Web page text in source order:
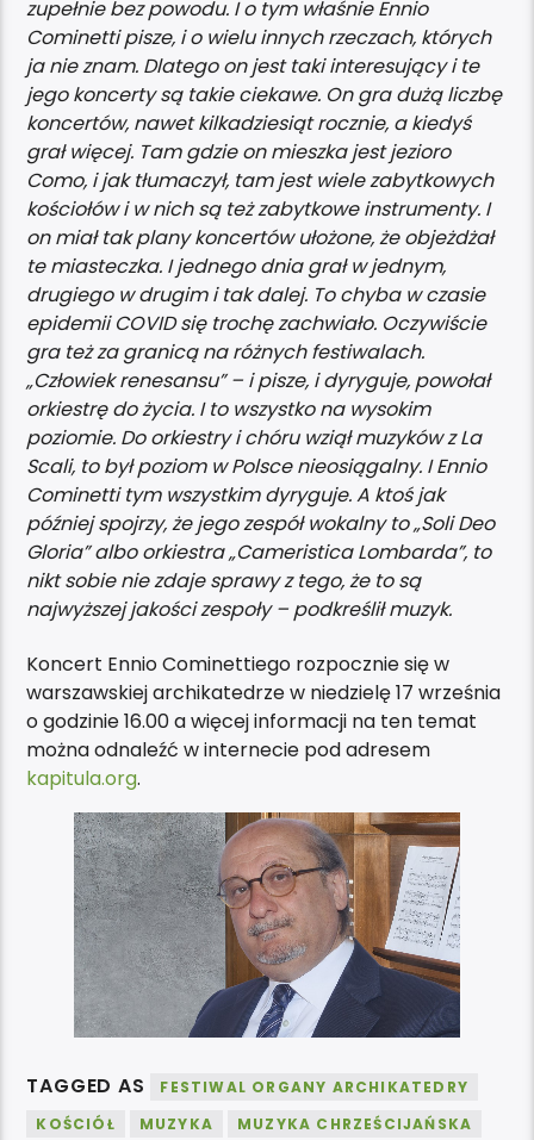
zupełnie bez powodu. I o tym właśnie Ennio
Cominetti pisze, i o wielu innych rzeczach, których
ja nie znam. Dlatego on jest taki interesujący i te
jego koncerty są takie ciekawe. On gra dużą liczbę
koncertów, nawet kilkadziesiąt rocznie, a kiedyś
grał więcej. Tam gdzie on mieszka jest jezioro
Como, i jak tłumaczył, tam jest wiele zabytkowych
kościołów i w nich są też zabytkowe instrumenty. I
on miał tak plany koncertów ułożone, że objeżdżał
te miasteczka. I jednego dnia grał w jednym,
drugiego w drugim i tak dalej. To chyba w czasie
epidemii COVID się trochę zachwiało. Oczywiście
gra też za granicą na różnych festiwalach.
„Człowiek renesansu” – i pisze, i dyryguje, powołał
orkiestrę do życia. I to wszystko na wysokim
poziomie. Do orkiestry i chóru wziął muzyków z La
Scali, to był poziom w Polsce nieosiągalny. I Ennio
Cominetti tym wszystkim dyryguje. A ktoś jak
później spojrzy, że jego zespół wokalny to „Soli Deo
Gloria” albo orkiestra „Cameristica Lombarda”, to
nikt sobie nie zdaje sprawy z tego, że to są
najwyższej jakości zespoły – podkreślił muzyk.
Koncert Ennio Cominettiego rozpocznie się w
warszawskiej archikatedrze w niedzielę 17 września
o godzinie 16.00 a więcej informacji na ten temat
można odnaleźć w internecie pod adresem
kapitula.org.
TAGGED AS
FESTIWAL ORGANY ARCHIKATEDRY
KOŚCIÓŁ
MUZYKA MUZYKA CHRZEŚCIJAŃSKA